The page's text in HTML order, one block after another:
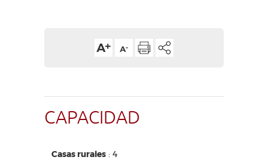
CAPACIDAD
Casas rurales : 4